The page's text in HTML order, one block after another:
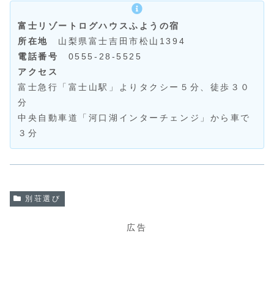
富士リゾートログハウスふようの宿
所在地
山梨県富士吉田市松山1394
電話番号
0555-28-5525
アクセス
富士急行「富士山駅」よりタクシー５分、徒歩３０
分
中央自動車道「河口湖インターチェンジ」から車で
３分
別荘選び
広告